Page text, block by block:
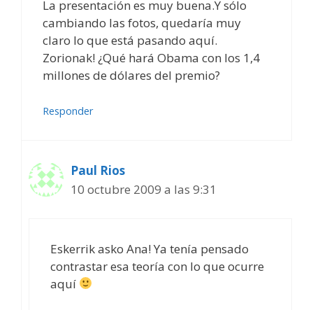
La presentación es muy buena.Y sólo
cambiando las fotos, quedaría muy
claro lo que está pasando aquí.
Zorionak! ¿Qué hará Obama con los 1,4
millones de dólares del premio?
Responder
Paul Rios
10 octubre 2009 a las 9:31
Eskerrik asko Ana! Ya tenía pensado
contrastar esa teoría con lo que ocurre
aquí